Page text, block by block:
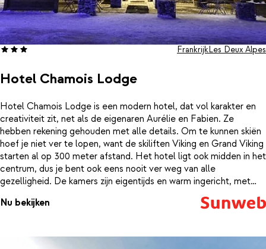
Hotel Chamois Lodge
FrankrijkLes Deux Alpes
Hotel Chamois Lodge is een modern hotel, dat vol karakter en
creativiteit zit, net als de eigenaren Aurélie en Fabien. Ze
hebben rekening gehouden met alle details. Om te kunnen skiën
hoef je niet ver te lopen, want de skiliften Viking en Grand Viking
starten al op 300 meter afstand. Het hotel ligt ook midden in het
centrum, dus je bent ook eens nooit ver weg van alle
gezelligheid. De kamers zijn eigentijds en warm ingericht, met
waardoor je geniet van een zonnig balkon met uitzichten over de
Nu bekijken